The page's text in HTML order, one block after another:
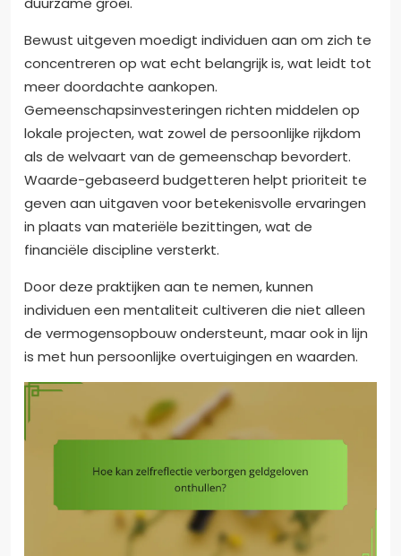
Bewust uitgeven moedigt individuen aan om zich te
concentreren op wat echt belangrijk is, wat leidt tot
meer doordachte aankopen.
Gemeenschapsinvesteringen richten middelen op
lokale projecten, wat zowel de persoonlijke rijkdom
als de welvaart van de gemeenschap bevordert.
Waarde-gebaseerd budgetteren helpt prioriteit te
geven aan uitgaven voor betekenisvolle ervaringen
in plaats van materiële bezittingen, wat de
financiële discipline versterkt.
Door deze praktijken aan te nemen, kunnen
individuen een mentaliteit cultiveren die niet alleen
de vermogensopbouw ondersteunt, maar ook in lijn
is met hun persoonlijke overtuigingen en waarden.